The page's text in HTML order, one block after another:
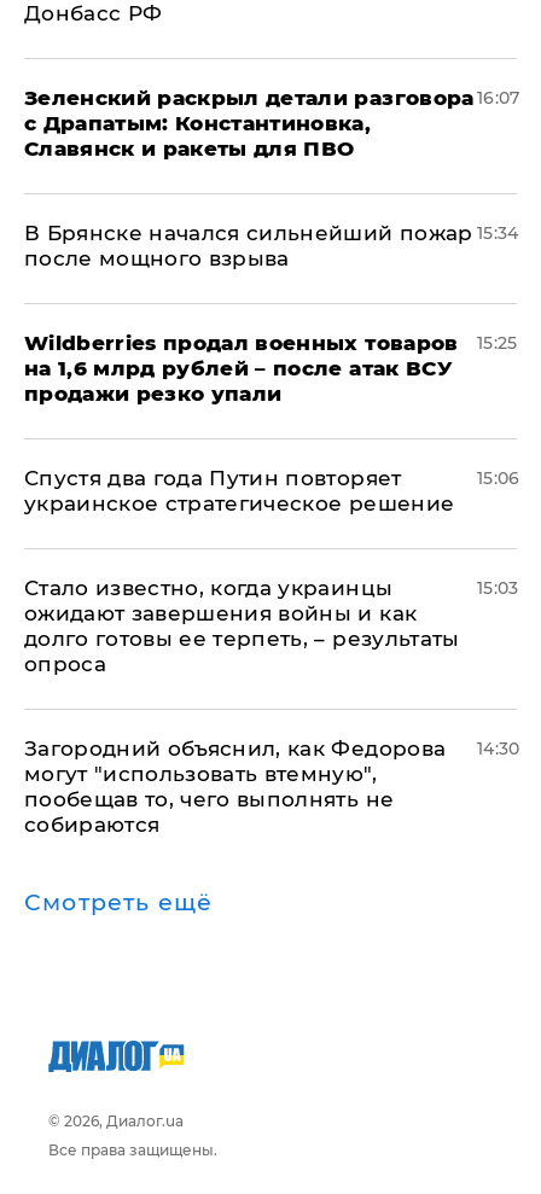
Донбасс РФ
​Зеленский раскрыл детали разговора
с Драпатым: Константиновка,
Славянск и ракеты для ПВО
16:07
В Брянске начался сильнейший пожар
после мощного взрыва
15:34
​Wildberries продал военных товаров
на 1,6 млрд рублей – после атак ВСУ
продажи резко упали
15:25
Спустя два года Путин повторяет
украинское стратегическое решение
15:06
Стало известно, когда украинцы
ожидают завершения войны и как
долго готовы ее терпеть, – результаты
опроса
15:03
Загородний объяснил, как Федорова
могут "использовать втемную",
пообещав то, чего выполнять не
собираются
14:30
Смотреть ещё
© 2026, Диалог.ua
Все права защищены.